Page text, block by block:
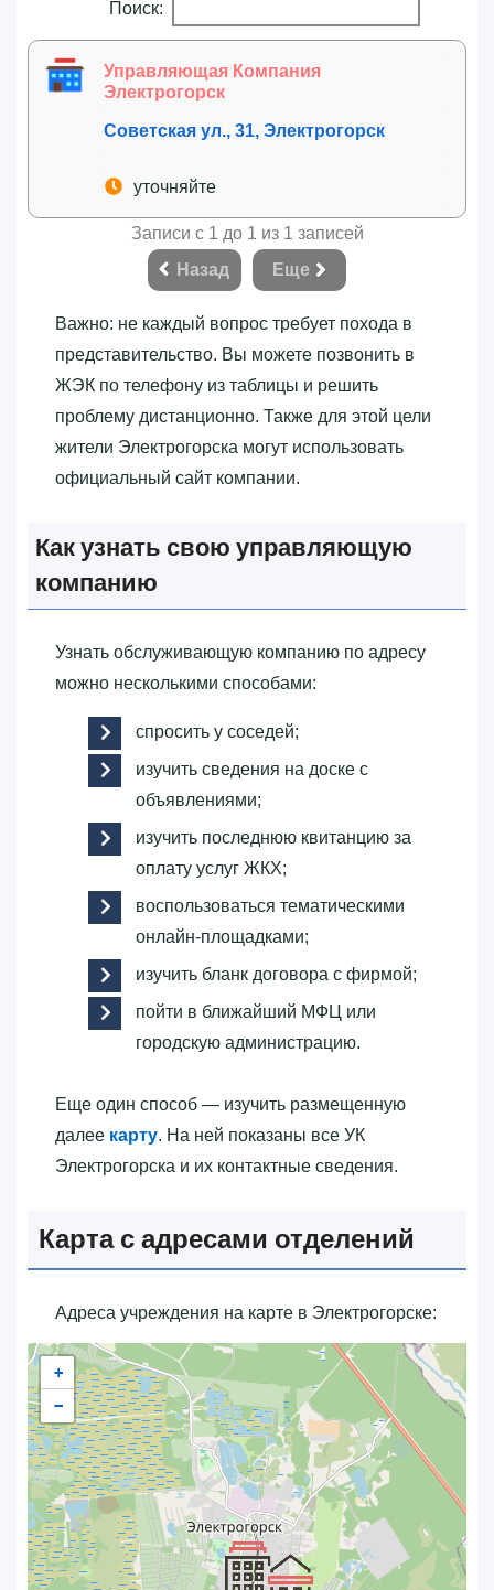
Поиск:
Управляющая Компания
Электрогорск
Советская ул., 31, Электрогорск
уточняйте
Записи с 1 до 1 из 1 записей
Назад
Еще
Важно: не каждый вопрос требует похода в
представительство. Вы можете позвонить в
ЖЭК по телефону из таблицы и решить
проблему дистанционно. Также для этой цели
жители Электрогорска могут использовать
официальный сайт компании.
Как узнать свою управляющую
компанию
Узнать обслуживающую компанию по адресу
можно несколькими способами:
спросить у соседей;
изучить сведения на доске с
объявлениями;
изучить последнюю квитанцию за
оплату услуг ЖКХ;
воспользоваться тематическими
онлайн-площадками;
изучить бланк договора с фирмой;
пойти в ближайший МФЦ или
городскую администрацию.
Еще один способ — изучить размещенную
далее карту. На ней показаны все УК
Электрогорска и их контактные сведения.
Карта с адресами отделений
Адреса учреждения на карте в Электрогорске:
+
−